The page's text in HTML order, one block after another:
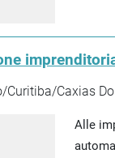
Curitiba/Caxias
Alle